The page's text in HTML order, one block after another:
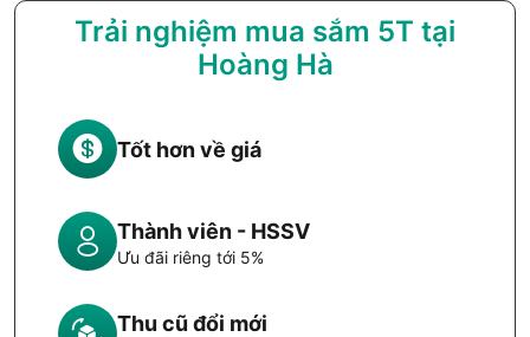
Kích thước màn hình
Chuẩn màn hình FHD+
Tấm nền WVA
Độ phân giải
1920 x 1200 Pixels
Tần số quét
Cổng kết nối
1 USB 2.0
Trải nghiệm mua sắm 5T tại
Hoàng Hà
Tốt hơn về giá
Thành viên - HSSV
Ưu đãi riêng tới 5%
Thu cũ đổi mới